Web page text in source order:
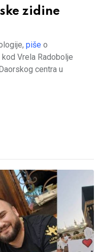
zidine
piše o
Vrela Radobolje
centra u